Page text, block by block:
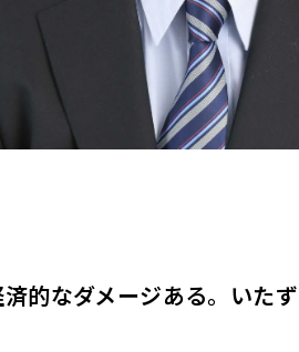
的なダメージある。いた